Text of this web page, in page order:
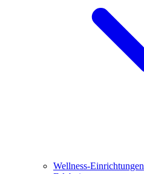
Wellness-Einrichtungen